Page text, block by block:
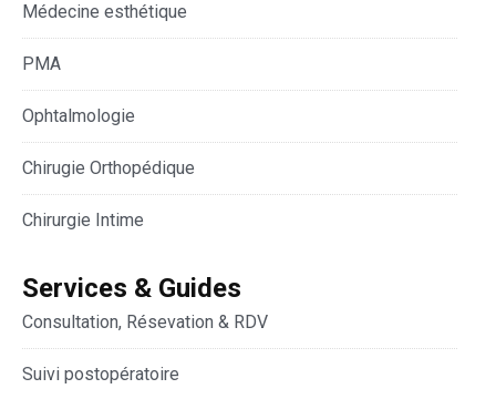
Médecine esthétique
PMA
Ophtalmologie
Chirugie Orthopédique
Chirurgie Intime
Services & Guides
Consultation, Résevation & RDV
Suivi postopératoire